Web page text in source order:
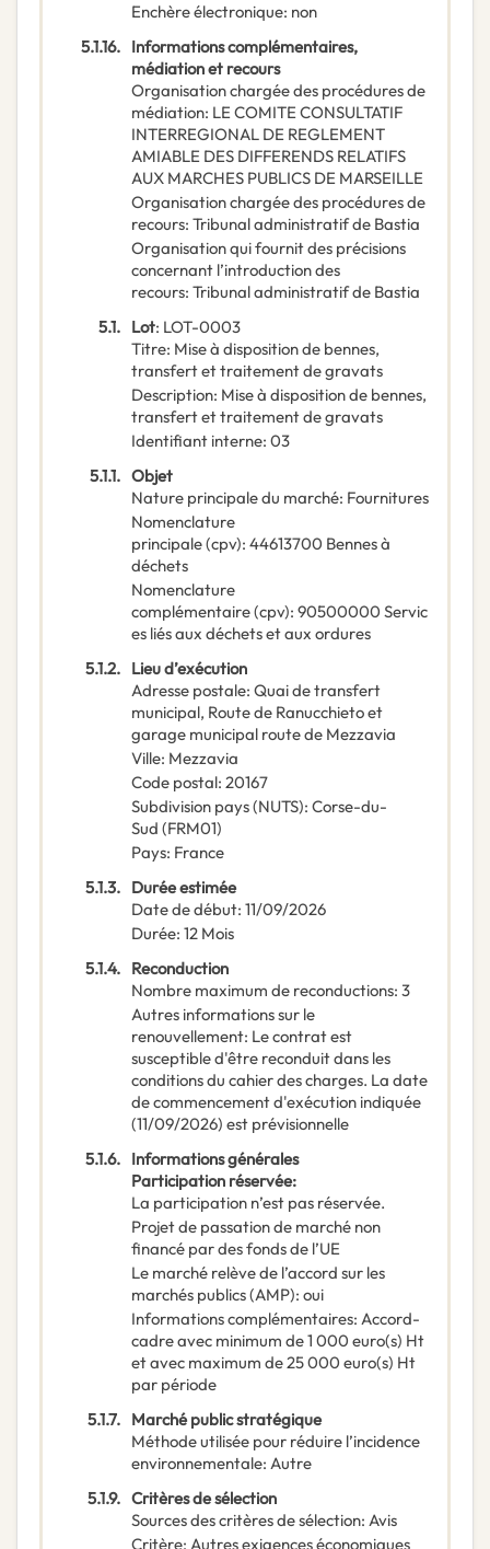
Enchère électronique: non
5.1.16. Informations complémentaires,
médiation et recours
Organisation chargée des procédures de
médiation: LE COMITE CONSULTATIF
INTERREGIONAL DE REGLEMENT
AMIABLE DES DIFFERENDS RELATIFS
AUX MARCHES PUBLICS DE MARSEILLE
Organisation chargée des procédures de
recours: Tribunal administratif de Bastia
Organisation qui fournit des précisions
concernant l’introduction des
recours: Tribunal administratif de Bastia
5.1. Lot: LOT-0003
Titre: Mise à disposition de bennes,
transfert et traitement de gravats
Description: Mise à disposition de bennes,
transfert et traitement de gravats
Identifiant interne: 03
5.1.1. Objet
Nature principale du marché: Fournitures
Nomenclature
principale(cpv): 44613700 Bennes à
déchets
Nomenclature
complémentaire(cpv): 90500000 Servic
es liés aux déchets et aux ordures
5.1.2. Lieu d’exécution
Adresse postale: Quai de transfert
municipal, Route de Ranucchieto et
garage municipal route de Mezzavia
Ville: Mezzavia
Code postal: 20167
Subdivision pays (NUTS): Corse-du-
Sud (FRM01)
Pays: France
5.1.3. Durée estimée
Date de début: 11/09/2026
Durée: 12 Mois
5.1.4. Reconduction
Nombre maximum de reconductions: 3
Autres informations sur le
renouvellement: Le contrat est
susceptible d'être reconduit dans les
conditions du cahier des charges. La date
de commencement d'exécution indiquée
(11/09/2026) est prévisionnelle
5.1.6. Informations générales
Participation réservée:
La participation n’est pas réservée.
Projet de passation de marché non
financé par des fonds de l’UE
Le marché relève de l’accord sur les
marchés publics (AMP): oui
Informations complémentaires: Accord-
cadre avec minimum de 1 000 euro(s) Ht
et avec maximum de 25 000 euro(s) Ht
par période
5.1.7. Marché public stratégique
Méthode utilisée pour réduire l’incidence
environnementale: Autre
5.1.9. Critères de sélection
Sources des critères de sélection: Avis
Critère: Autres exigences économiques